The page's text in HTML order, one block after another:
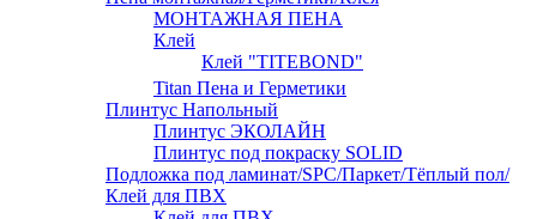
МОНТАЖНАЯ ПЕНА
Клей
Клей "TITEBOND"
Titan Пена и Герметики
Плинтус Напольный
Плинтус ЭКОЛАЙН
Плинтус под покраску SOLID
Подложка под ламинат/SPC/Паркет/Тёплый пол/
Клей для ПВХ